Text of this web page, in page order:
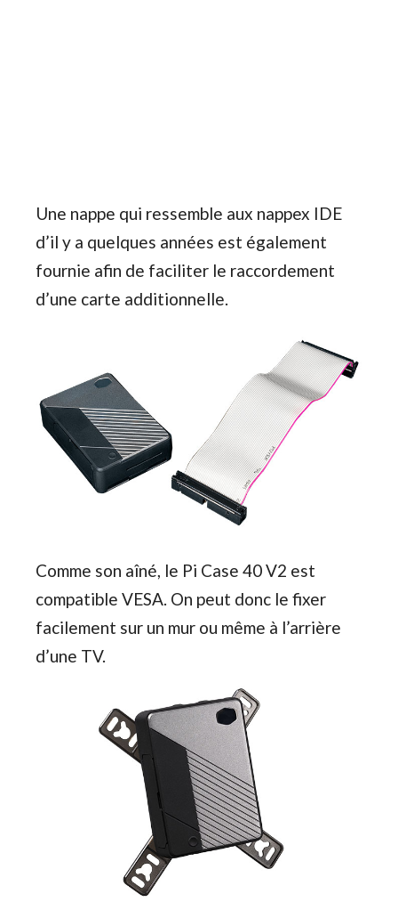
Une nappe qui ressemble aux nappex IDE
d’il y a quelques années est également
fournie afin de faciliter le raccordement
d’une carte additionnelle.
Comme son aîné, le Pi Case 40 V2 est
compatible VESA. On peut donc le fixer
facilement sur un mur ou même à l’arrière
d’une TV.